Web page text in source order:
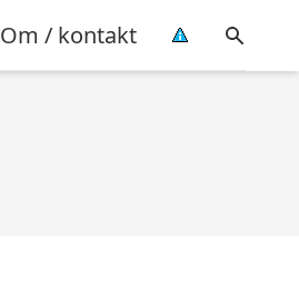
Om / kontakt